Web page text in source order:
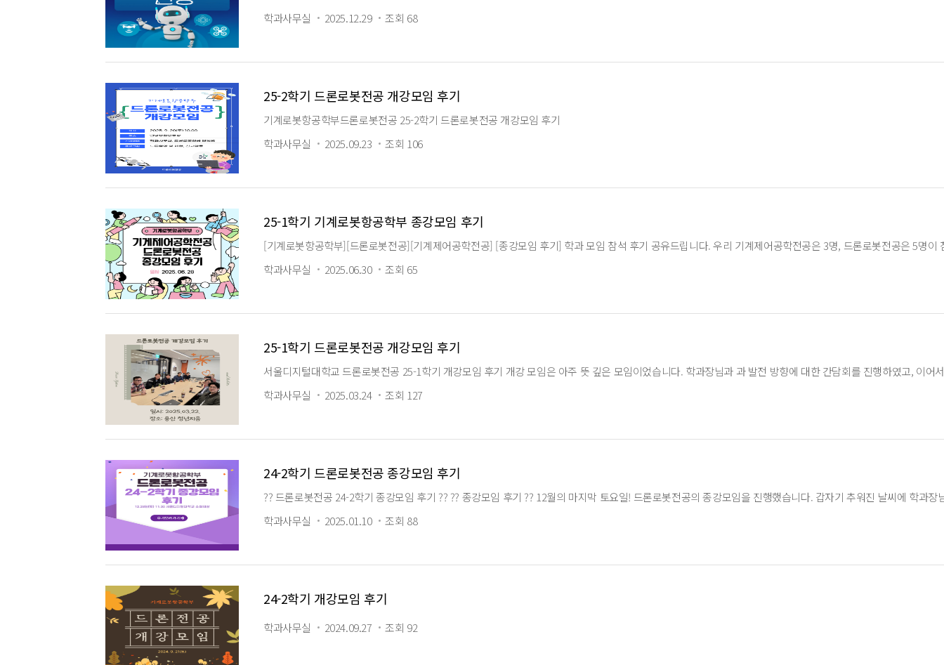
학과사무실
2025.12.29 조회 68
25-2학기 드론로봇전공 개강모임 후기
기계로봇항공학부드론로봇전공 25-2학기 드론로봇전공 개강모임 후기
학과사무실
2025.09.23 조회 106
25-1학기 기계로봇항공학부 종강모임 후기
[기계로봇항공학부][드론로봇전공][기계제어공학전공] [종강모임 후기] 학과 모임 참석 후기 공유드립니다. 우리 기계제어공학전공은 3명, 드론로봇전공은 5명
학과사무실
2025.06.30 조회 65
25-1학기 드론로봇전공 개강모임 후기
서울디지털대학교 드론로봇전공 25-1학기 개강모임 후기 개강 모임은 아주 뜻 깊은 모임이었습니다. 학과장님과 과 발전 방향에 대한 간담회를 진행하였고,
학과사무실
2025.03.24 조회 127
24-2학기 드론로봇전공 종강모임 후기
?? 드론로봇전공 24-2학기 종강모임 후기 ?? ?? 종강모임 후기 ?? 12월의 마지막 토요일! 드론로봇전공의 종강모임을 진행했습니다. 갑자기 추워진 날씨에 학
학과사무실
2025.01.10 조회 88
24-2학기 개강모임 후기
학과사무실 2024.09.27 조회 92